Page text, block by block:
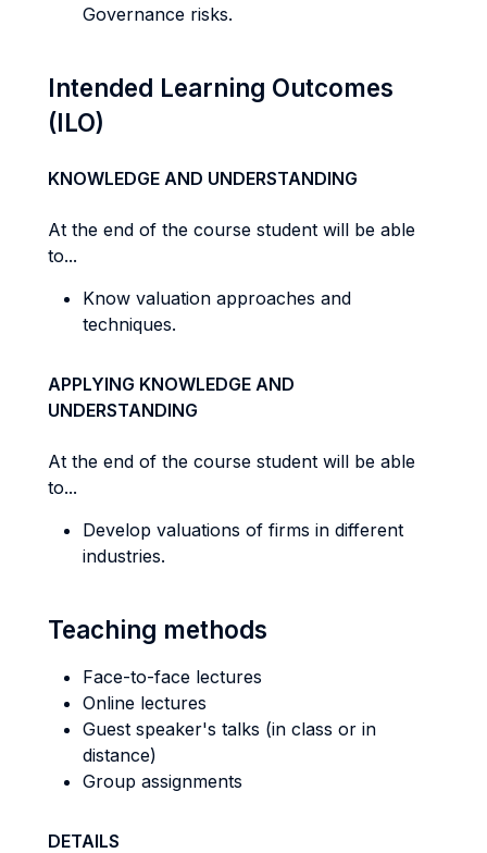
Governance risks.
Intended Learning Outcomes
(ILO)
KNOWLEDGE AND UNDERSTANDING
At the end of the course student will be able
to...
Know valuation approaches and
techniques.
APPLYING KNOWLEDGE AND
UNDERSTANDING
At the end of the course student will be able
to...
Develop valuations of firms in different
industries.
Teaching methods
Face-to-face lectures
Online lectures
Guest speaker's talks (in class or in
distance)
Group assignments
DETAILS